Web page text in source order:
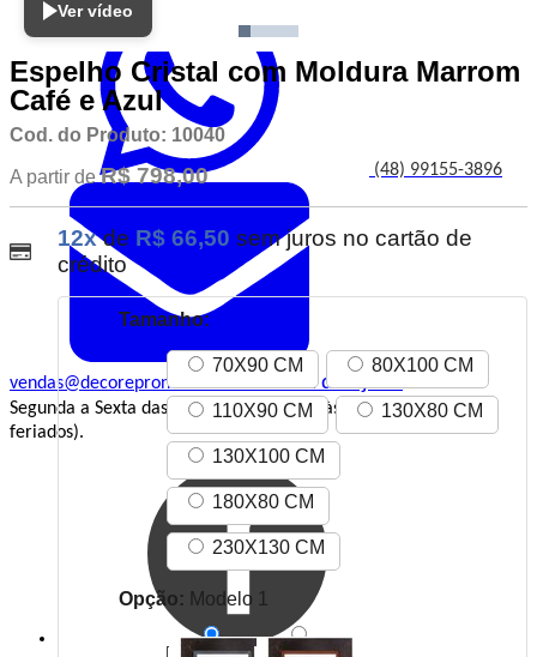
(48) 99155-3896
vendas@decorepronto.com.brCentral de Ajuda
Segunda a Sexta das 8h às 12h e 13:30h às 17:30h (exceto
feriados).
Ver vídeo
Espelho Cristal com Moldura Marrom
Café e Azul
Cod. do Produto: 10040
A partir deR$ 798,00
12xde R$ 66,50 sem juros no cartão de
crédito
Tamanho:
70X90 CM 80X100 CM
110X90 CM 130X80 CM
130X100 CM
180X80 CM
230X130 CM
Opção: Modelo 1